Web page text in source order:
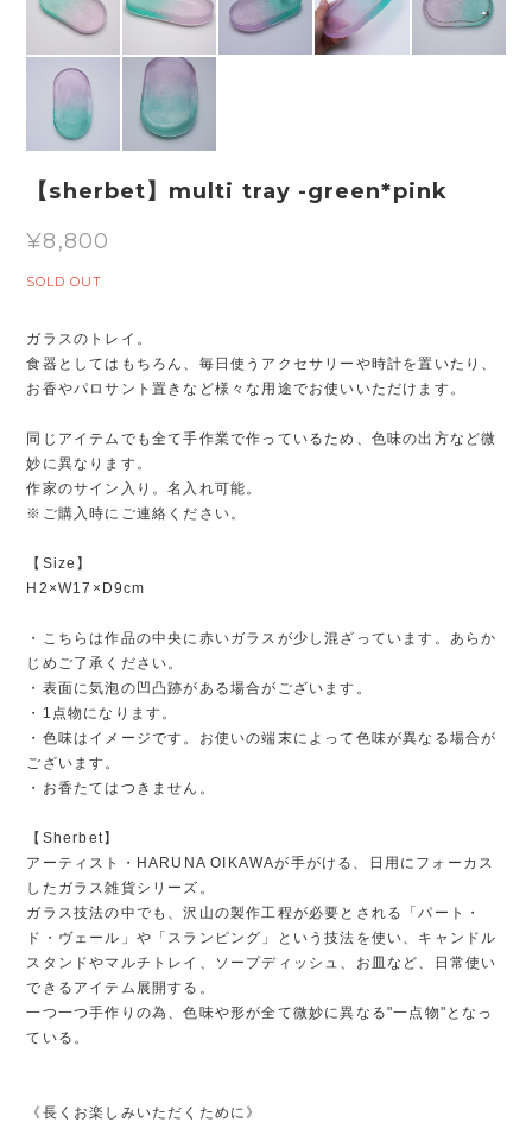
【sherbet】multi tray -green*pink
¥8,800
SOLD OUT
ガラスのトレイ。
食器としてはもちろん、毎日使うアクセサリーや時計を置いたり、
お香やパロサント置きなど様々な用途でお使いいただけます。
同じアイテムでも全て手作業で作っているため、色味の出方など微
妙に異なります。
作家のサイン入り。名入れ可能。
※ご購入時にご連絡ください。
【Size】
H2×W17×D9cm
・こちらは作品の中央に赤いガラスが少し混ざっています。あらか
じめご了承ください。
・表面に気泡の凹凸跡がある場合がございます。
・1点物になります。
・色味はイメージです。お使いの端末によって色味が異なる場合が
ございます。
・お香たてはつきません。
【Sherbet】
アーティスト・HARUNA OIKAWAが手がける、日用にフォーカス
したガラス雑貨シリーズ。
ガラス技法の中でも、沢山の製作工程が必要とされる「パート・
ド・ヴェール」や「スランピング」という技法を使い、キャンドル
スタンドやマルチトレイ、ソープディッシュ、お皿など、日常使い
できるアイテム展開する。
一つ一つ手作りの為、色味や形が全て微妙に異なる"一点物"となっ
ている。
《長くお楽しみいただくために》